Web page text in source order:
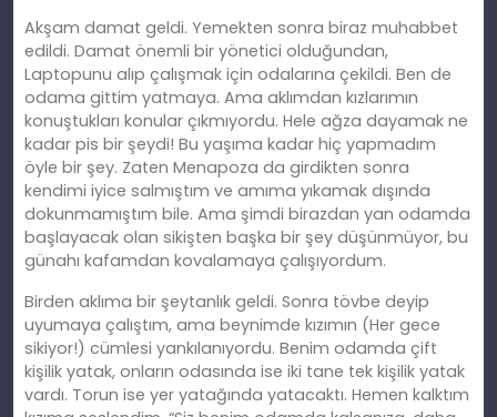
Akşam damat geldi. Yemekten sonra biraz muhabbet
edildi. Damat önemli bir yönetici olduğundan,
Laptopunu alıp çalışmak için odalarına çekildi. Ben de
odama gittim yatmaya. Ama aklımdan kızlarımın
konuştukları konular çıkmıyordu. Hele ağza dayamak ne
kadar pis bir şeydi! Bu yaşıma kadar hiç yapmadım
öyle bir şey. Zaten Menapoza da girdikten sonra
kendimi iyice salmıştım ve amıma yıkamak dışında
dokunmamıştım bile. Ama şimdi birazdan yan odamda
başlayacak olan sikişten başka bir şey düşünmüyor, bu
günahı kafamdan kovalamaya çalışıyordum.
Birden aklıma bir şeytanlık geldi. Sonra tövbe deyip
uyumaya çalıştım, ama beynimde kızımın (Her gece
sikiyor!) cümlesi yankılanıyordu. Benim odamda çift
kişilik yatak, onların odasında ise iki tane tek kişilik yatak
vardı. Torun ise yer yatağında yatacaktı. Hemen kalktım